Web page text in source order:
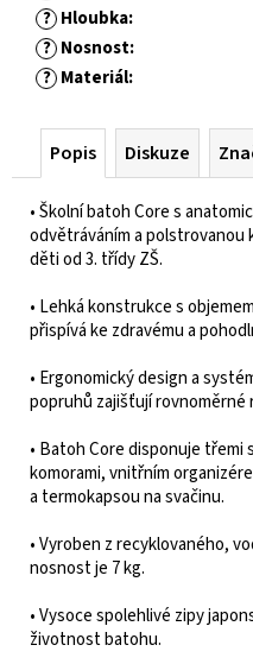
? Hloubka:
? Nosnost:
? Materiál:
Popis Diskuze
• Školní batoh Core s
odvětráváním a polstrovanou
děti od 3. třídy ZŠ.
• Lehká konstrukce s
přispívá ke zdravému a
• Ergonomický design a
popruhů zajišťují rovnoměrné
• Batoh Core disponuje
komorami, vnitřním
a termokapsou na svačinu.
• Vyroben z recyklovaného,
nosnost je 7 kg.
• Vysoce spolehlivé zipy
životnost batohu.